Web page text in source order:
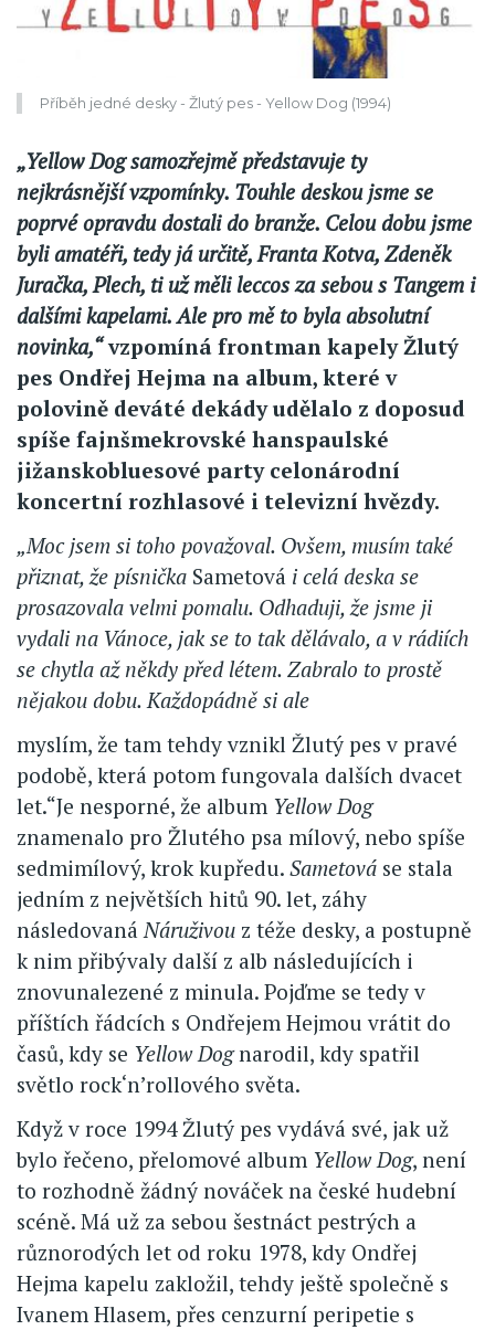
Příběh jedné desky - Žlutý pes - Yellow Dog (1994)
„Yellow Dog samozřejmě představuje ty
nejkrásnější vzpomínky. Touhle deskou jsme se
poprvé opravdu dostali do branže. Celou dobu jsme
byli amatéři, tedy já určitě, Franta Kotva, Zdeněk
Juračka, Plech, ti už měli leccos za sebou s Tangem i
dalšími kapelami. Ale pro mě to byla absolutní
novinka,“vzpomíná frontman kapely Žlutý
pes Ondřej Hejma na album, které v
polovině deváté dekády udělalo z doposud
spíše fajnšmekrovské hanspaulské
jižanskobluesové party celonárodní
koncertní rozhlasové i televizní hvězdy.
„Moc jsem si toho považoval. Ovšem, musím také
přiznat, že písnička Sametová i celá deska se
prosazovala velmi pomalu. Odhaduji, že jsme ji
vydali na Vánoce, jak se to tak dělávalo, a v rádiích
se chytla až někdy před létem. Zabralo to prostě
nějakou dobu. Každopádně si ale
myslím, že tam tehdy vznikl Žlutý pes v pravé
podobě, která potom fungovala dalších dvacet
let.“Je nesporné, že album Yellow Dog
znamenalo pro Žlutého psa mílový, nebo spíše
sedmimílový, krok kupředu. Sametová se stala
jedním z největších hitů 90. let, záhy
následovanáNáruživou z téže desky, a postupně
k nim přibývaly další z alb následujících i
znovunalezené z minula. Pojďme se tedy v
příštích řádcích s Ondřejem Hejmou vrátit do
časů, kdy se Yellow Dognarodil, kdy spatřil
světlo rock‘n’rollového světa.
Když v roce 1994 Žlutý pes vydává své, jak už
bylo řečeno, přelomové album Yellow Dog, není
to rozhodně žádný nováček na české hudební
scéně. Má už za sebou šestnáct pestrých a
různorodých let od roku 1978, kdy Ondřej
Hejma kapelu zakložil, tehdy ještě společně s
Ivanem Hlasem, přes cenzurní peripetie s